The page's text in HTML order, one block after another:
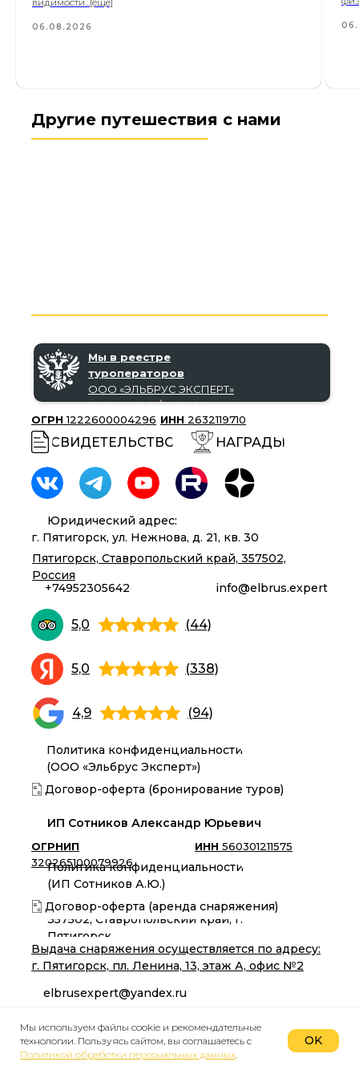
06.08.2026
Другие путешествия с нами
Политика конфиденциальности
(ООО «Эльбрус Эксперт»)
Политика конфиденциальности
(ИП Сотников А.Ю.)
СВИДЕТЕЛЬСТВО
ОГРНИП
320265100079926
ИНН 560301211575
ОГРН 1222600004296 ИНН 2632119710
НАГРАДЫ
Вакансии
ИП Сотников Александр Юрьевич
Договор-оферта (аренда снаряжения)
Договор-оферта (бронирование туров)
Выдача снаряжения осуществляется по адресу:
г. Пятигорск, пл. Ленина, 13, этаж А, офис №2
elbrusexpert@yandex.ru
Пятигорск, Ставропольский край, 357502,
Россия
info@elbrus.expert
357502, Ставропольский край, г.
Пятигорск
Юридический адрес:
г. Пятигорск, ул. Нежнова, д. 21, кв. 30
+74952305642
5,0 (44)
5,0 (338)
4,9 (94)
Мы в реестре
туроператоров
ООО «‎ЭЛЬБРУС ЭКСПЕРТ»‎
В031-00161-77/02191438
Курс компании RUB
USD 1 /
Мы используем файлы cookie и рекомендательные
технологии. Пользуясь сайтом, вы соглашаетесь с
Политикой обработки персональных данных.
OK